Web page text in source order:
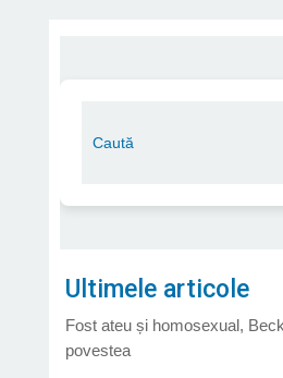
Ultimele articole
Fost ateu și homosexual,
povestea